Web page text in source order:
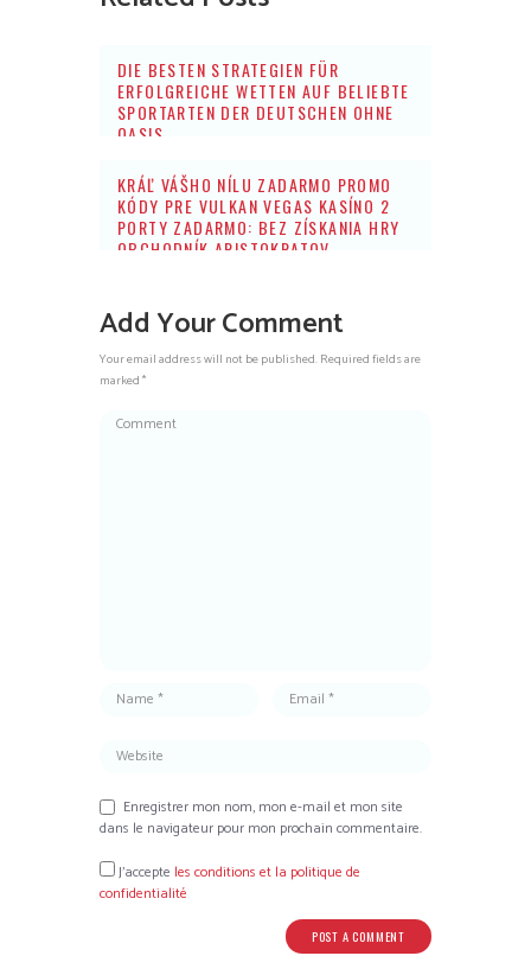
DIE BESTEN STRATEGIEN FÜR
ERFOLGREICHE WETTEN AUF BELIEBTE
SPORTARTEN DER DEUTSCHEN OHNE
OASIS
KRÁĽ VÁŠHO NÍLU ZADARMO PROMO
KÓDY PRE VULKAN VEGAS KASÍNO 2
PORTY ZADARMO: BEZ ZÍSKANIA HRY
OBCHODNÍK ARISTOKRATOV
Add Your Comment
Your email address will not be published. Required fields are
marked *
Enregistrer mon nom, mon e-mail et mon site
dans le navigateur pour mon prochain commentaire.
J’accepte les conditions et la politique de
confidentialité